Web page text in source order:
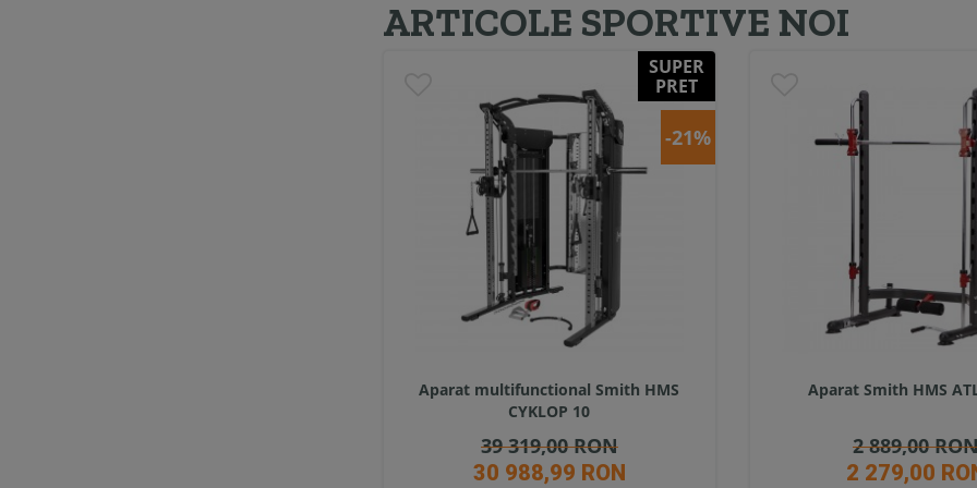
ARTICOLE SPORTIVE NOI
SUPER
PRET
-21%
Aparat multifunctional Smith HMS
CYKLOP 10
39 319,00 RON
30 988,99 RON
Aparat Smith HMS
2 889,00
2 279,00